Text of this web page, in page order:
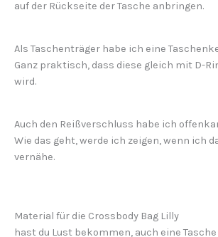
auf der Rückseite der Tasche anbringen.
Als Taschenträger habe ich eine
Ganz praktisch, dass diese gleich mit D-
wird.
Auch den Reißverschluss habe ich
Wie das geht, werde ich zeigen, wenn ich
vernähe.
Material für die Crossbody Bag Lilly
hast du Lust bekommen, auch eine